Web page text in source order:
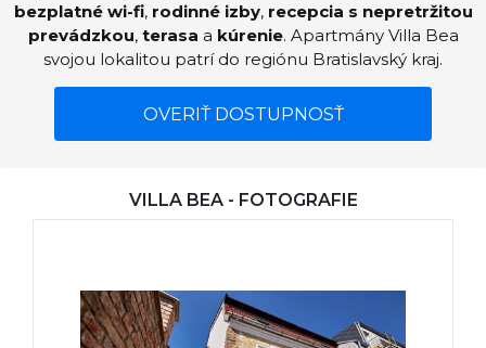
bezplatné wi-fi, rodinné izby, recepcia s nepretržitou
prevádzkou, terasa a kúrenie. Apartmány Villa Bea
svojou lokalitou patrí do regiónu Bratislavský kraj.
OVERIŤ DOSTUPNOSŤ
VILLA BEA - FOTOGRAFIE